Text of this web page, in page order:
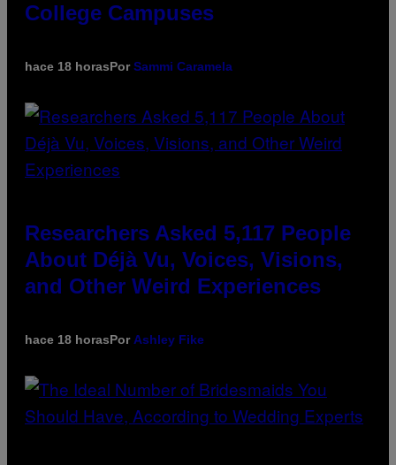
College Campuses
hace 18 horasPorSammi Caramela
Researchers Asked 5,117 People
About Déjà Vu, Voices, Visions,
and Other Weird Experiences
hace 18 horasPorAshley Fike